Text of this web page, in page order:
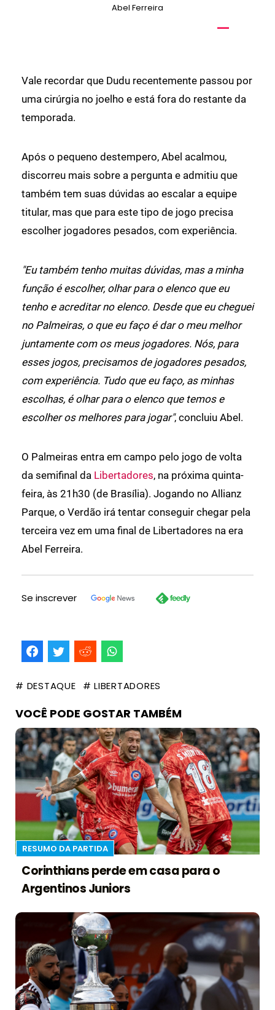
Abel Ferreira
Vale recordar que Dudu recentemente passou por
uma cirúrgia no joelho e está fora do restante da
temporada.
Após o pequeno destempero, Abel acalmou,
discorreu mais sobre a pergunta e admitiu que
também tem suas dúvidas ao escalar a equipe
titular, mas que para este tipo de jogo precisa
escolher jogadores pesados, com experiência.
"Eu também tenho muitas dúvidas, mas a minha
função é escolher, olhar para o elenco que eu
tenho e acreditar no elenco. Desde que eu cheguei
no Palmeiras, o que eu faço é dar o meu melhor
juntamente com os meus jogadores. Nós, para
esses jogos, precisamos de jogadores pesados,
com experiência. Tudo que eu faço, as minhas
escolhas, é olhar para o elenco que temos e
escolher os melhores para jogar", concluiu Abel.
O Palmeiras entra em campo pelo jogo de volta
da semifinal da Libertadores, na próxima quinta-
feira, às 21h30 (de Brasília). Jogando no Allianz
Parque, o Verdão irá tentar conseguir chegar pela
terceira vez em uma final de Libertadores na era
Abel Ferreira.
Se inscrever
# DESTAQUE # LIBERTADORES
VOCÊ PODE GOSTAR TAMBÉM
RESUMO DA PARTIDA
Corinthians perde em casa para o
Argentinos Juniors